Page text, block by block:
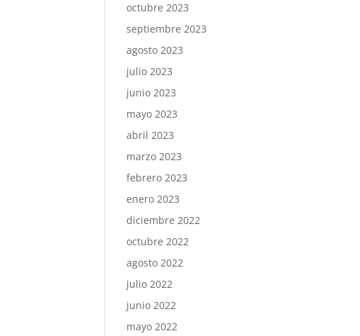
octubre 2023
septiembre 2023
agosto 2023
julio 2023
junio 2023
mayo 2023
abril 2023
marzo 2023
febrero 2023
enero 2023
diciembre 2022
octubre 2022
agosto 2022
julio 2022
junio 2022
mayo 2022